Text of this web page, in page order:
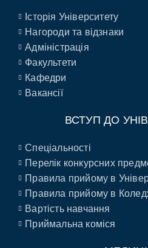
Історія Університету
Нагороди та відзнаки
Адміністрація
Факультети
Кафедри
Вакансії
ВСТУП ДО
Спеціальності
Перелік конкурсних
Правила прийому в
Правила прийому в
Вартість навчання
Приймальна коміся